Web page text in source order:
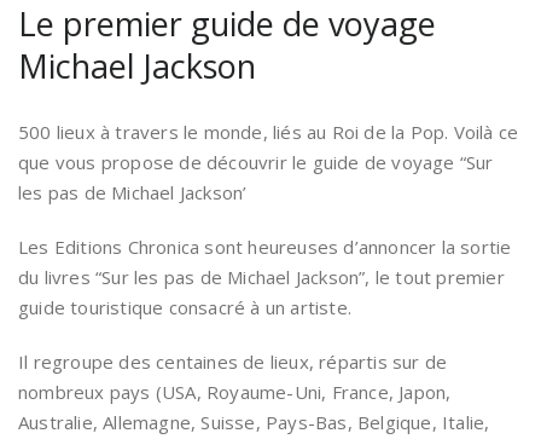
Le premier guide de voyage
Michael Jackson
500 lieux à travers le monde, liés au Roi de la Pop. Voilà ce
que vous propose de découvrir le guide de voyage “Sur
les pas de Michael Jackson’
Les Editions Chronica sont heureuses d’annoncer la sortie
du livres “Sur les pas de Michael Jackson”, le tout premier
guide touristique consacré à un artiste.
Il regroupe des centaines de lieux, répartis sur de
nombreux pays (USA, Royaume-Uni, France, Japon,
Australie, Allemagne, Suisse, Pays-Bas, Belgique, Italie,